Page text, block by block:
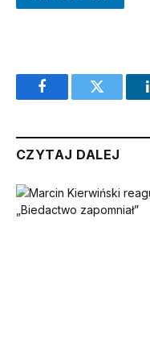
FacebookTwitter
CZYTAJ DALEJ